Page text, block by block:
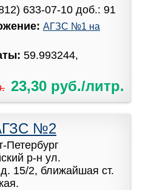
633-07-10 доб.: 91
АГЗС №1 на
59.993244,
23,30 руб./литр.
№2
Петербург
р-н ул.
15/2, ближайшая ст.